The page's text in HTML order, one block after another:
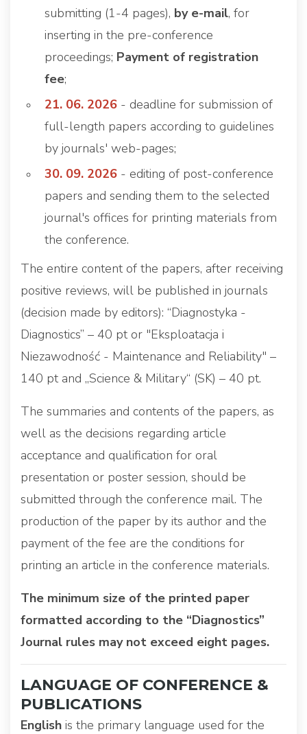
submitting (1-4 pages), by e-mail, for
inserting in the pre-conference
proceedings; Payment of registration
fee;
21. 06. 2026 - deadline for submission of
full-length papers according to guidelines
by journals' web-pages;
30. 09. 2026 - editing of post-conference
papers and sending them to the selected
journal's offices for printing materials from
the conference.
The entire content of the papers, after receiving
positive reviews, will be published in journals
(decision made by editors): “Diagnostyka -
Diagnostics” – 40 pt or "Eksploatacja i
Niezawodność - Maintenance and Reliability" –
140 pt and „Science & Military“ (SK) – 40 pt.
The summaries and contents of the papers, as
well as the decisions regarding article
acceptance and qualification for oral
presentation or poster session, should be
submitted through the conference mail. The
production of the paper by its author and the
payment of the fee are the conditions for
printing an article in the conference materials.
The minimum size of the printed paper
formatted according to the “Diagnostics”
Journal rules may not exceed eight pages.
LANGUAGE OF CONFERENCE &
PUBLICATIONS
English is the primary language used for the